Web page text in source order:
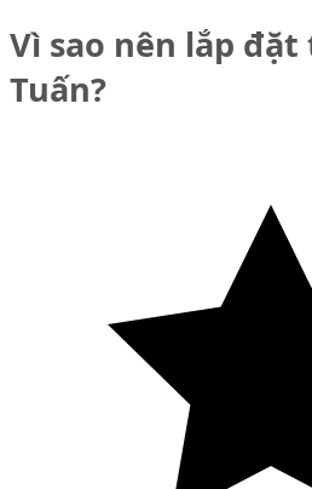
Vì sao nên lắp đặt
Tuấn?